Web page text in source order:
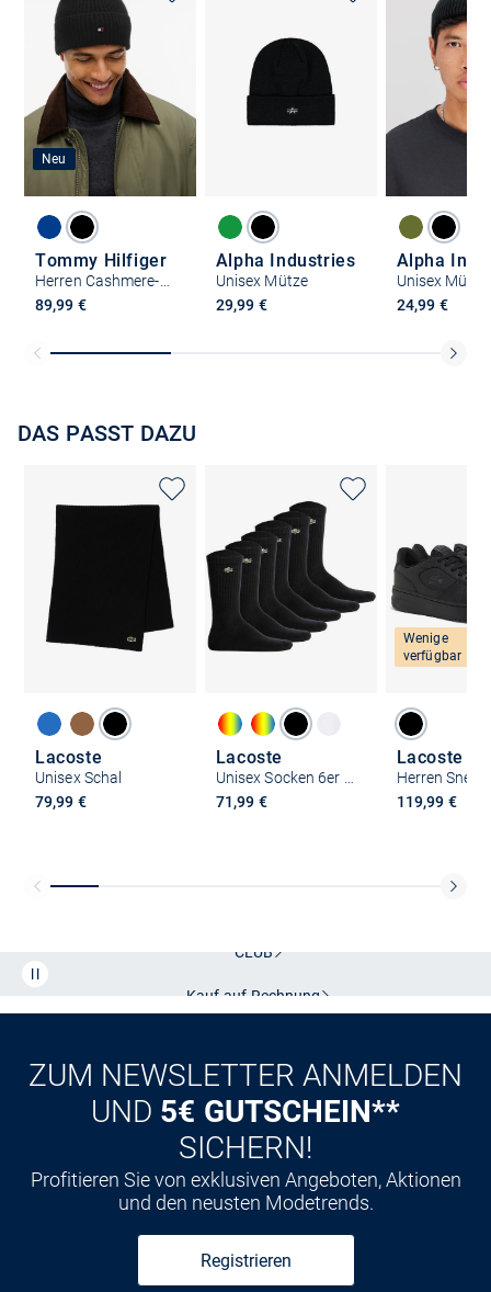
Neu
Tommy Hilfiger
89,99 €
Alpha Industries
Unisex Mütze
29,99 €
Alpha
Unisex Mütze
24,99 €
DAS PASST DAZU
Lacoste
Unisex Schal
79,99 €
Lacoste
71,99 €
Wenige
verfügbar
Lacoste
Herren
119,99 €
ZUM NEWSLETTER ANMELDEN
UND 5€ GUTSCHEIN**
SICHERN!
Profitieren Sie von exklusiven Angeboten, Aktionen
und den neusten Modetrends.
Registrieren